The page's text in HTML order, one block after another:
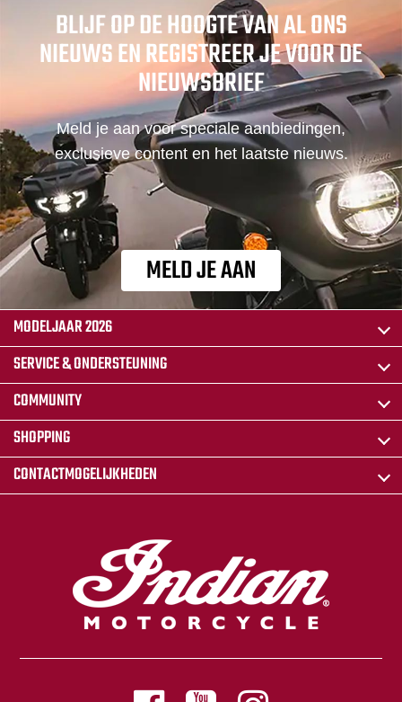
BLIJF OP DE HOOGTE VAN AL ONS
NIEUWS EN REGISTREER JE VOOR DE
NIEUWSBRIEF
Meld je aan voor speciale aanbiedingen,
exclusieve content en het laatste nieuws.
MELD JE AAN
MODELJAAR 2026
SERVICE & ONDERSTEUNING
COMMUNITY
SHOPPING
CONTACTMOGELIJKHEDEN